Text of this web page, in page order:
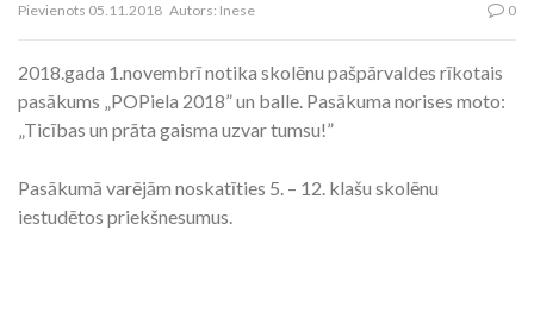
Pievienots 05.11.2018 Autors: Inese 0
2018.gada 1.novembrī notika skolēnu pašpārvaldes rīkotais
pasākums „POPiela 2018” un balle. Pasākuma norises moto:
„Ticības un prāta gaisma uzvar tumsu!”
Pasākumā varējām noskatīties 5. – 12. klašu skolēnu
iestudētos priekšnesumus.